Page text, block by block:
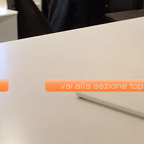
vai alla sezione top